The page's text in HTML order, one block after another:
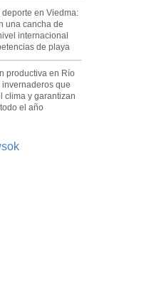
deporte en Viedma:
una cancha de
internacional
de playa
productiva en Río
invernaderos que
clima y garantizan
el año